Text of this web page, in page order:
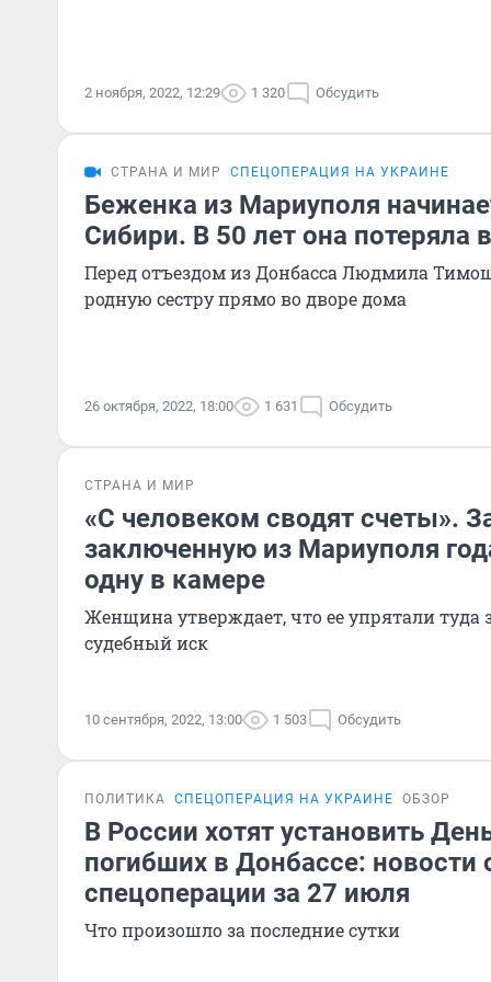
2 ноября, 2022, 12:29 1 320 Обсудить
СТРАНА И МИР СПЕЦОПЕРАЦИЯ НА УКРАИНЕ
Беженка из Мариуполя
Сибири. В 50 лет она потеряла
Перед отъездом из Донбасса Людмила
родную сестру прямо во дворе дома
26 октября, 2022, 18:00 1 631 Обсудить
СТРАНА И МИР
«С человеком сводят счеты».
заключенную из Мариуполя
одну в камере
Женщина утверждает, что ее упрятали
судебный иск
10 сентября, 2022, 13:00 1 503 Обсудить
ПОЛИТИКА СПЕЦОПЕРАЦИЯ НА УКРАИНЕ ОБЗОР
В России хотят установить
погибших в Донбассе: новости
спецоперации за 27 июля
Что произошло за последние сутки